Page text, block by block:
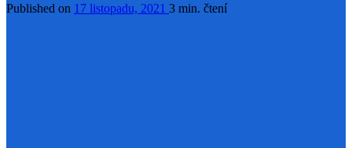
Published on 17 listopadu, 2021 3 min. čtení